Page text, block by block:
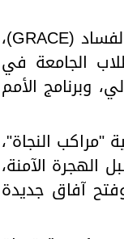
وتنفيذًا للمبادرة العالمية للتعليم وتمكين الشباب في مجال مكافحة الفساد (GRACE)،
لطلاب الجامعة في
وبرنامج الأمم
"مراكب النجاة"،
الآمنة،
آفاق جديدة